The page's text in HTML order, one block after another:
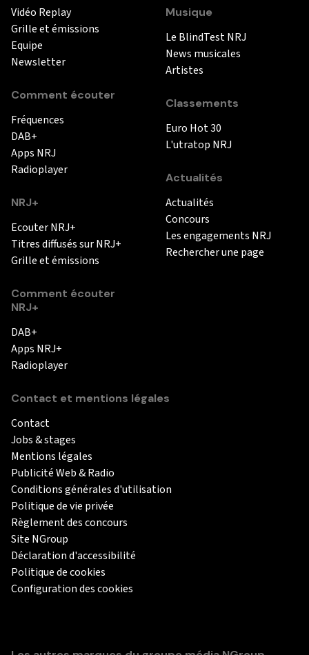
Vidéo Replay
Grille et émissions
Equipe
Newsletter
Comment écouter
Fréquences
DAB+
Apps NRJ
Radioplayer
NRJ+
Ecouter NRJ+
Titres diffusés sur NRJ+
Grille et émissions
Comment écouter
NRJ+
DAB+
Apps NRJ+
Radioplayer
Musique
Le BlindTest NRJ
News musicales
Artistes
Classements
Euro Hot 30
L'utratop NRJ
Actualités
Actualités
Concours
Les engagements NRJ
Rechercher une page
Contact et mentions légales
Contact
Jobs & stages
Mentions légales
Publicité Web & Radio
Conditions générales d'utilisation
Politique de vie privée
Règlement des concours
Site NGroup
Déclaration d'accessibilité
Politique de cookies
Configuration des cookies